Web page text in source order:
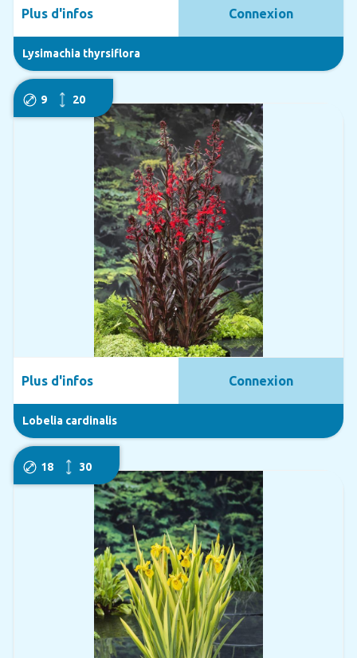
Lysimachia thyrsiflora
Plus d'infos Connexion
9 20
Lobelia cardinalis
Plus d'infos Connexion
18 30